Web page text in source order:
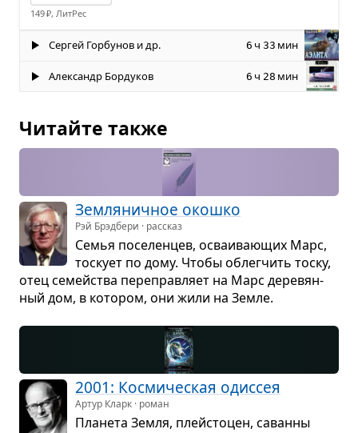
149 ₽, ЛитРес
Сергей Горбунов и др. 6 ч 33 мин
Александр Бордуков 6 ч 28 мин
Читайте также
Зем­ля­нич­ное окошко
Рэй Брэдбери · рассказ
Семья посе­лен­цев, осва­и­ва­ю­щих Марс,
тоскует по дому. Чтобы облег­чить тоску,
отец семейства пере­прав­ляет на Марс дере­вян­
ный дом, в кото­ром, они жили на Земле.
2001: Кос­ми­че­ская одис­сея
Артур Кларк · роман
Пла­нета Земля, плей­сто­цен, саванны